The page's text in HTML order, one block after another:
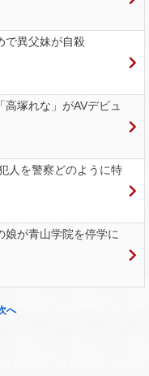
で異父妹が自殺
塚れな」がAVデビュ
人を警察どのように特
娘が青山学院を停学に
へ